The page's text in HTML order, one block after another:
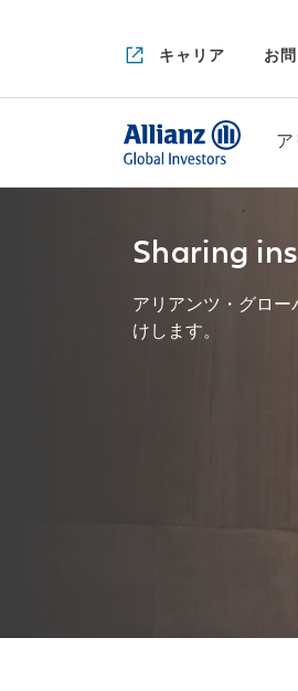
キャリア お
ア
Sharing
アリアンツ・グロ
けします。